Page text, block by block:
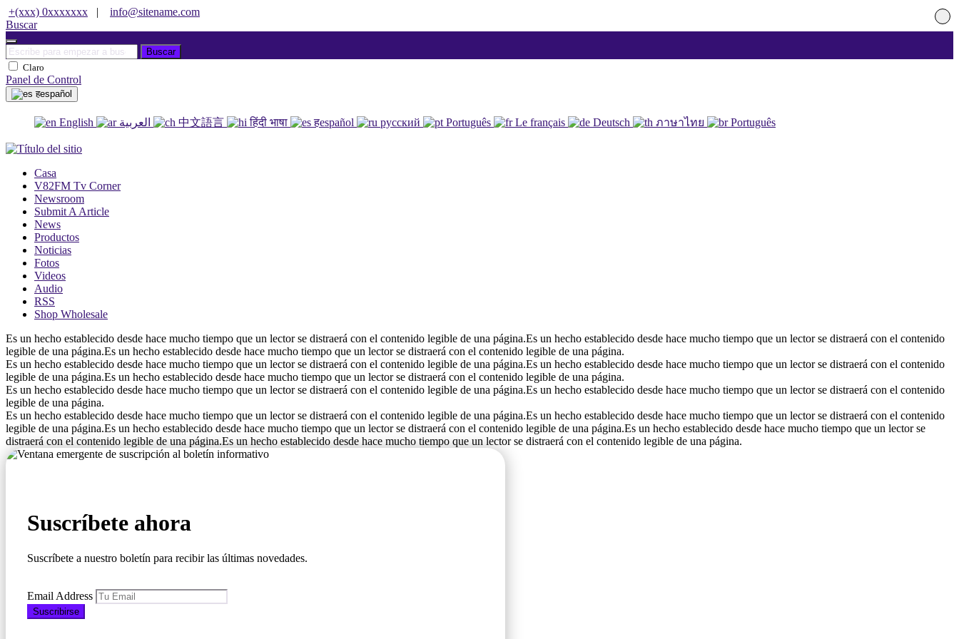
+(xxx) 0xxxxxxx |
info@sitename.com
Buscar
Buscar
Claro
Panel de Control
हespañol
English 中文語言 हिंदी भाषा हespañol русский Português Le français Deutsch ภาษาไทย Português
Casa
V82FM Tv Corner
Newsroom
Submit A Article
News
Productos
Noticias
Fotos
Videos
Audio
RSS
Shop Wholesale
Es un hecho establecido desde hace mucho tiempo que un lector se distraerá con el contenido legible de una página.Es un hecho establecido desde hace mucho tiempo que un lector se distraerá con el contenido
legible de una página.Es un hecho establecido desde hace mucho tiempo que un lector se distraerá con el contenido legible de una página.
Es un hecho establecido desde hace mucho tiempo que un lector se distraerá con el contenido legible de una página.Es un hecho establecido desde hace mucho tiempo que un lector se distraerá con el contenido
legible de una página.Es un hecho establecido desde hace mucho tiempo que un lector se distraerá con el contenido legible de una página.
Es un hecho establecido desde hace mucho tiempo que un lector se distraerá con el contenido legible de una página.Es un hecho establecido desde hace mucho tiempo que un lector se distraerá con el contenido
legible de una página.
Es un hecho establecido desde hace mucho tiempo que un lector se distraerá con el contenido legible de una página.Es un hecho establecido desde hace mucho tiempo que un lector se distraerá con el contenido
legible de una página.Es un hecho establecido desde hace mucho tiempo que un lector se distraerá con el contenido legible de una página.Es un hecho establecido desde hace mucho tiempo que un lector se
distraerá con el contenido legible de una página.Es un hecho establecido desde hace mucho tiempo que un lector se distraerá con el contenido legible de una página.
Suscríbete ahora
Suscríbete a nuestro boletín para recibir las últimas novedades.
Email Address
Suscribirse